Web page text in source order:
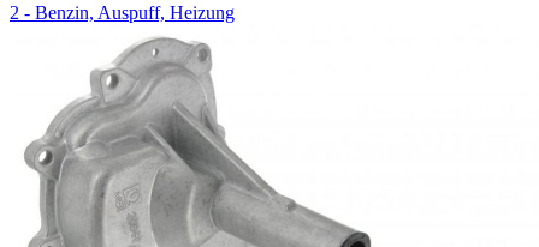
2 - Benzin, Auspuff, Heizung